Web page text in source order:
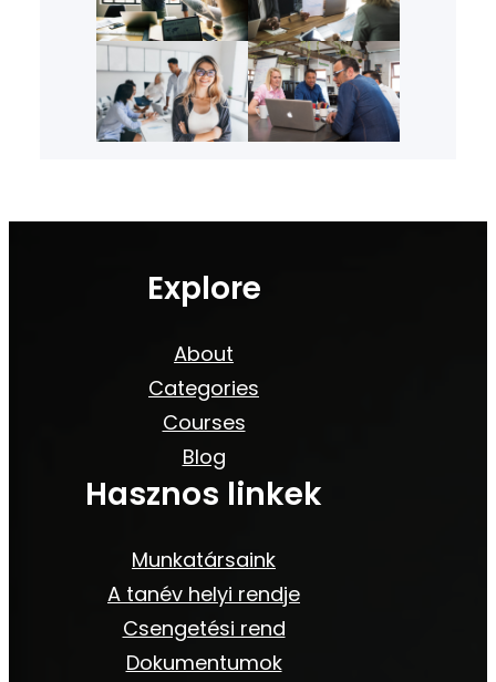
Explore
About
Categories
Courses
Blog
Hasznos linkek
Munkatársaink
A tanév helyi rendje
Csengetési rend
Dokumentumok